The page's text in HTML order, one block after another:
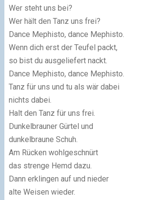
Wer steht uns bei?
Wer hält den Tanz uns frei?
Dance Mephisto, dance Mephisto.
Wenn dich erst der Teufel packt,
so bist du ausgeliefert nackt.
Dance Mephisto, dance Mephisto.
Tanz für uns und tu als wär dabei
nichts dabei.
Halt den Tanz für uns frei.
Dunkelbrauner Gürtel und
dunkelbraune Schuh.
Am Rücken wohlgeschnürt
das strenge Hemd dazu.
Dann erklingen auf und nieder
alte Weisen wieder.